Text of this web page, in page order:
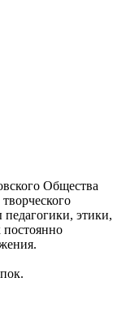
Общества
этики,